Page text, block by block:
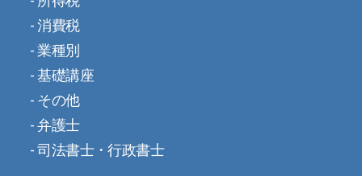
消費税
業種別
基礎講座
その他
弁護士
司法書士・行政書士